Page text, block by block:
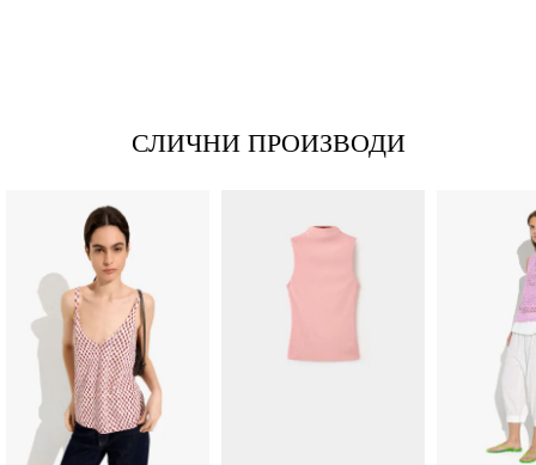
Анти спам заштита - пресметајте колку е 4 + 1 :
СЛИЧНИ ПРОИЗВОДИ